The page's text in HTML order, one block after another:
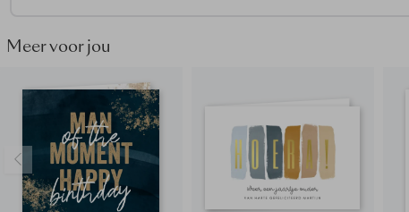
Meer voor jou